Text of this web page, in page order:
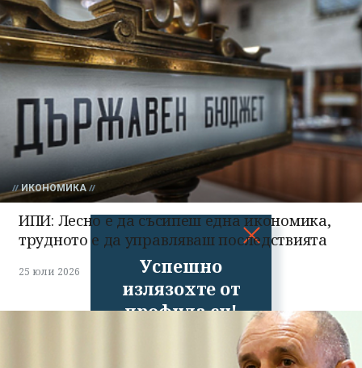
Успешно
излязохте от
профила си!
ИКОНОМИКА
ИПИ: Лесно е да съсипеш една икономика,
трудното е да управляваш последствията
25 юли 2026